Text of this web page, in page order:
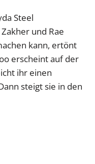
Steel
und Rae
kann, ertönt
erscheint auf der
ihr einen
steigt sie in den